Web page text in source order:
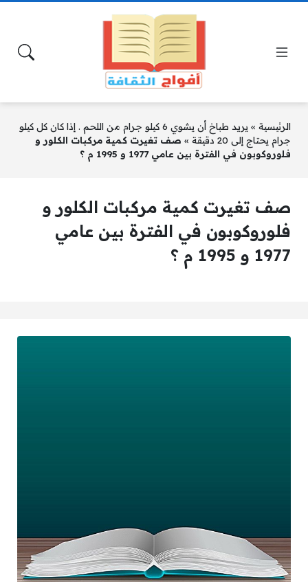
الرئيسية »
يريد طباخ أن يشوي 6 كيلو جرام من اللحم . إذا كان كل كيلو
جرام يحتاج إلى 20 دقيقة
» صف تغيرت كمية مركبات الكلور و
فلوروكوبون في الفترة بين عامي 1977 و 1995 م ؟
صف تغيرت كمية مركبات الكلور و
فلوروكوبون في الفترة بين عامي
1977 و 1995 م ؟